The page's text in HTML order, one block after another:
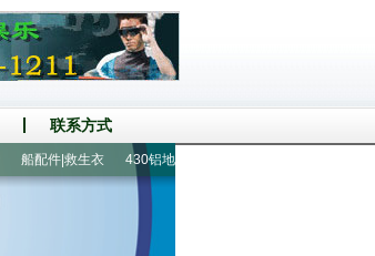
联系方式
船配件|救生衣 430铝地板8人冲锋舟